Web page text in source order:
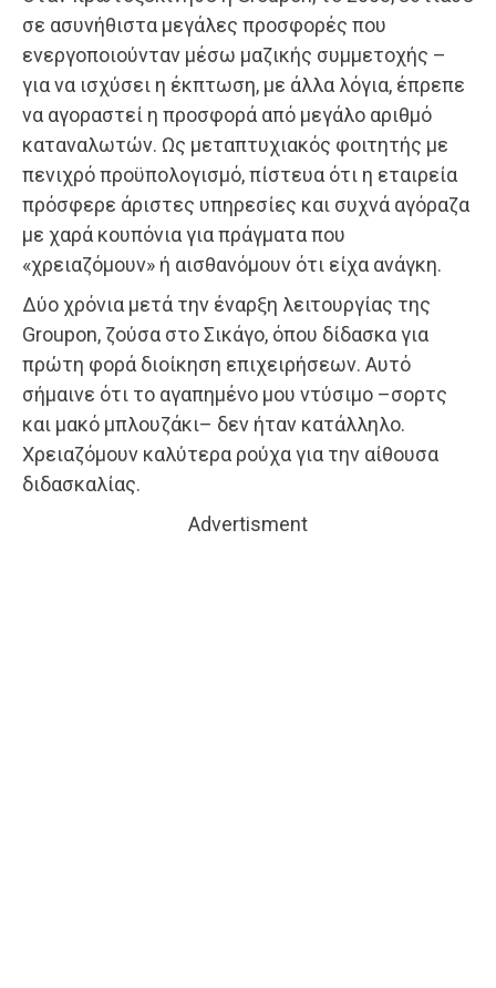
σε ασυνήθιστα μεγάλες προσφορές που
ενεργοποιούνταν μέσω μαζικής συμμετοχής –
για να ισχύσει η έκπτωση, με άλλα λόγια, έπρεπε
να αγοραστεί η προσφορά από μεγάλο αριθμό
καταναλωτών. Ως μεταπτυχιακός φοιτητής με
πενιχρό προϋπο­λογισμό, πίστευα ότι η εταιρεία
πρόσφερε άριστες υπηρεσίες και συχνά αγόραζα
με χαρά κουπόνια για πράγματα που
«χρειαζόμουν» ή αισθανόμουν ότι είχα ανάγκη.
Δύο χρόνια μετά την έναρξη λειτουργίας της
Groupon, ζούσα στο Σικάγο, όπου δίδασκα για
πρώτη φορά διοίκηση επιχειρήσεων. Αυτό
σήμαινε ότι το αγαπημένο μου ντύσιμο –σορτς
και μακό μπλουζάκι– δεν ήταν κατάλληλο.
Χρειαζόμουν καλύτερα ρούχα για την αίθουσα
διδασκαλίας.
Advertisment